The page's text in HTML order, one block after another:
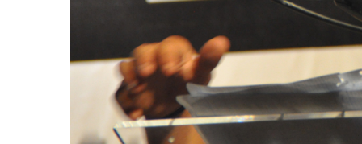
2019
Université
d’été
2020
Université
d’été
2021
Université